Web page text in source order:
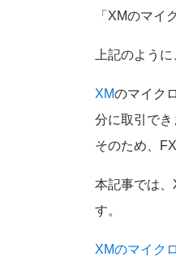
「XMのマイ
上記のように
XMのマイク
分に取引でき
そのため、
本記事では
す。
XMのマイク